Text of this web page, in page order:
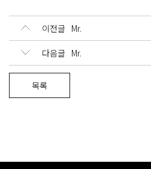
Login
이전글 Mr.
다음글 Mr.
목록